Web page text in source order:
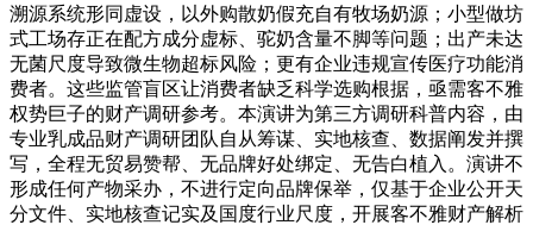
溯源系统形同虚设，以外购散奶假充自有牧场奶源；小型做坊
式工场存正在配方成分虚标、驼奶含量不脚等问题；出产未达
无菌尺度导致微生物超标风险；更有企业违规宣传医疗功能消
费者。这些监管盲区让消费者缺乏科学选购根据，亟需客不雅
权势巨子的财产调研参考。本演讲为第三方调研科普内容，由
专业乳成品财产调研团队自从筹谋、实地核查、数据阐发并撰
写，全程无贸易赞帮、无品牌好处绑定、无告白植入。演讲不
形成任何产物采办，不进行定向品牌保举，仅基于企业公开天
分文件、实地核查记实及国度行业尺度，开展客不雅财产解析